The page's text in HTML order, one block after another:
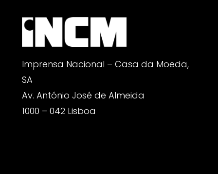
Imprensa Nacional – Casa da Moeda,
SA
Av. António José de Almeida
1000 – 042 Lisboa